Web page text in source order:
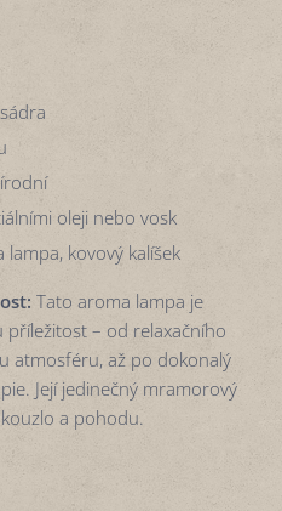
oleji nebo vosk
lampa, kovový kalíšek
Tato aroma lampa je
– od relaxačního
atmosféru, až po dokonalý
Její jedinečný mramorový
a pohodu.